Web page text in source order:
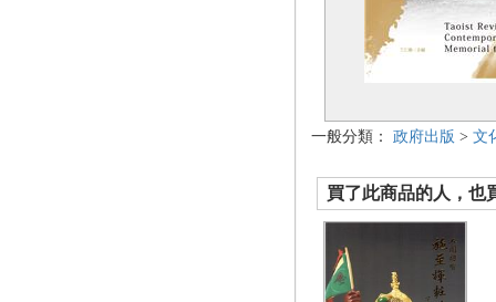
一般分類： 政府出版 > 文
買了此商品的人，也